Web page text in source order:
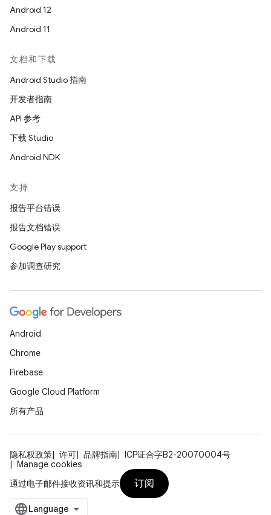
Android 12
Android 11
文档和下载
Android Studio 指南
开发者指南
API 参考
下载 Studio
Android NDK
支持
报告平台错误
报告文档错误
Google Play support
参加调查研究
Android
Chrome
Firebase
Google Cloud Platform
所有产品
隐私权政策 许可 品牌指南
ICP证合字B2-20070004号
Manage cookies
通过电子邮件接收资讯和提示
订阅